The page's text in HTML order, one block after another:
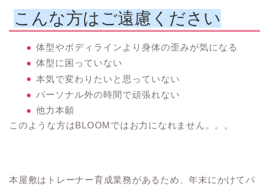
こんな方はご遠慮ください
体型やボディラインより身体の歪みが気になる
体型に困っていない
本気で変わりたいと思っていない
パーソナル外の時間で頑張れない
他力本願
このような方はBLOOMではお力になれません。。。
本屋敷はトレーナー育成業務があるため、年末にかけてパ